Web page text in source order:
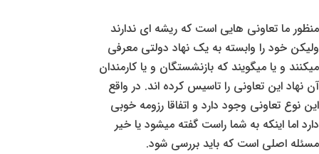
منظور ما تعاونی هایی است که ریشه ای ندارند
ولیکن خود را وابسته به یک نهاد دولتی معرفی
میکنند و یا میگویند که بازنشستگان و یا کارمندان
آن نهاد این تعاونی را تاسیس کرده اند. در واقع
این نوع تعاونی وجود دارد و اتفاقا رزومه خوبی
دارد اما اینکه به شما راست گفته میشود یا خیر
مسئله اصلی است که باید بررسی شود.